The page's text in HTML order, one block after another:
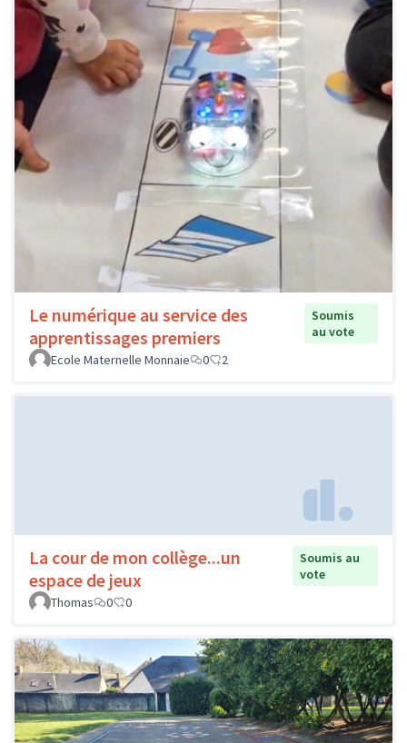
Le numérique au service des
apprentissages premiers
Soumis
au vote
Ecole Maternelle Monnaie
0 2
La cour de mon collège...un
espace de jeux
Soumis au
vote
Thomas
0 0